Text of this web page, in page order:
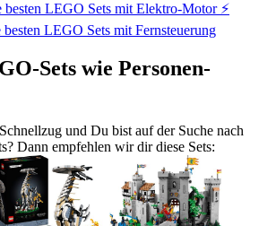
besten LEGO Sets mit Elektro-Motor ⚡️
besten LEGO Sets mit Fernsteuerung
Sets wie Personen-
und Du bist auf der Suche nach
Dann empfehlen wir dir diese Sets: